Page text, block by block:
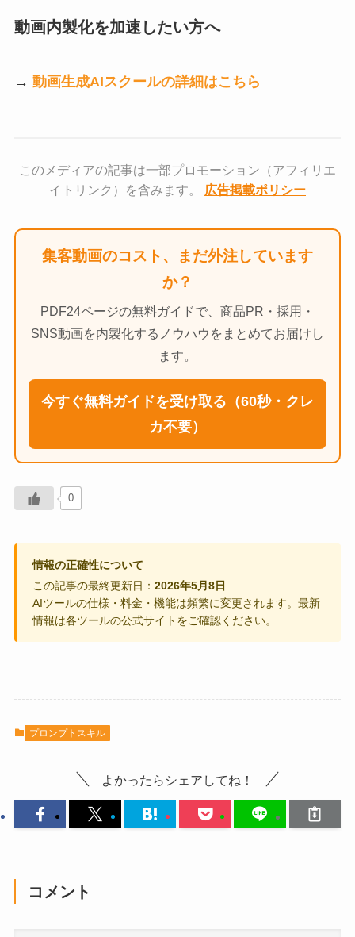
動画内製化を加速したい方へ
→ 動画生成AIスクールの詳細はこちら
このメディアの記事は一部プロモーション（アフィリエ
イトリンク）を含みます。 広告掲載ポリシー
集客動画のコスト、まだ外注しています
か？
PDF24ページの無料ガイドで、商品PR・採用・
SNS動画を内製化するノウハウをまとめてお届けし
ます。
今すぐ無料ガイドを受け取る（60秒・クレ
カ不要）
0
情報の正確性について
この記事の最終更新日：2026年5月8日
AIツールの仕様・料金・機能は頻繁に変更されます。最新
情報は各ツールの公式サイトをご確認ください。
プロンプトスキル
よかったらシェアしてね！
コメント